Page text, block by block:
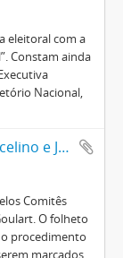
eleitoral com a
Constam ainda
Nacional,
“Vote nos candidatos da vitória: Juscelino e Jango”
Comitês
O folheto
procedimento
marcados